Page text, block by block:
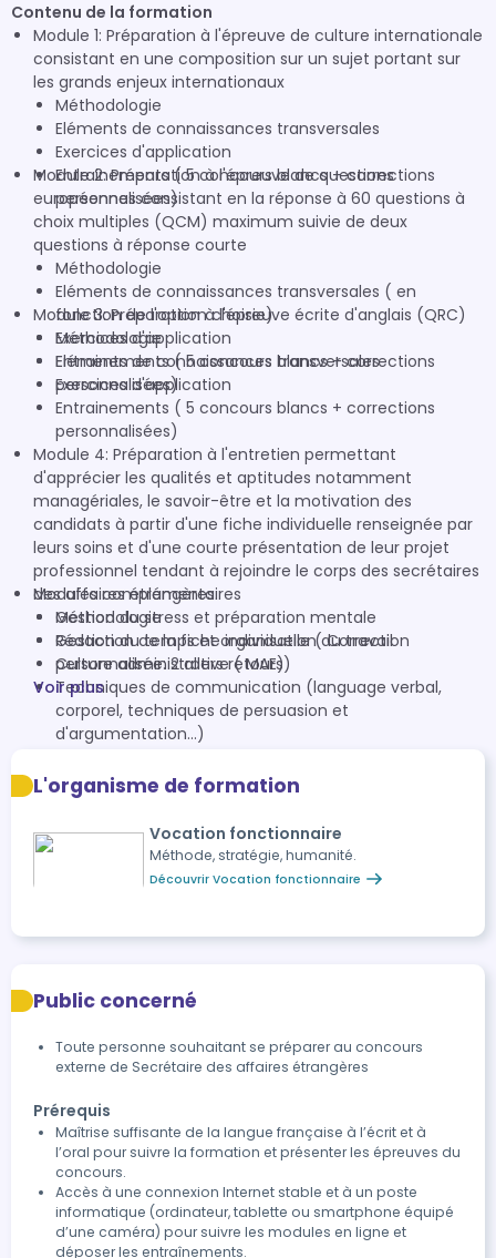
Contenu de la formation
Module 1: Préparation à l'épreuve de culture internationale
consistant en une composition sur un sujet portant sur
les grands enjeux internationaux
Méthodologie
Eléments de connaissances transversales
Exercices d'application
Entrainements ( 5 concours blancs + corrections
personnalisées)
Module 2: Préparation à l'épreuve de questions
européennes consistant en la réponse à 60 questions à
choix multiples (QCM) maximum suivie de deux
questions à réponse courte
Méthodologie
Eléments de connaissances transversales ( en
fonction de l'option choisie)
Exercices d'application
Entrainements ( 5 concours blancs + corrections
personnalisées)
Module 3: Préparation à l'épreuve écrite d'anglais (QRC)
Méthodologie
Eléments de connaissances transversales
Exercices d'application
Entrainements ( 5 concours blancs + corrections
personnalisées)
Module 4: Préparation à l'entretien permettant
d'apprécier les qualités et aptitudes notamment
managériales, le savoir-être et la motivation des
candidats à partir d'une fiche individuelle renseignée par
leurs soins et d'une courte présentation de leur projet
professionnel tendant à rejoindre le corps des secrétaires
des affaires étrangères.
Méthodologie
Rédaction de la fiche individuelle ( Correction
personnalisée: 2 allers retours)
Techniques de communication (language verbal,
corporel, techniques de persuasion et
d'argumentation...)
Entraînements : 2 mises en situation filmées avec
bilans de correction détaillés
Modules complémentaires
Gestion du stress et préparation mentale
Gestion du temps et organisation du travail
Culture administrative ( MAE)
Voir plus
L'organisme de formation
Vocation fonctionnaire
Méthode, stratégie, humanité.
Découvrir Vocation fonctionnaire
Public concerné
Toute personne souhaitant se préparer au concours
externe de Secrétaire des affaires étrangères
Prérequis
Maîtrise suffisante de la langue française à l’écrit et à
l’oral pour suivre la formation et présenter les épreuves du
concours.
Accès à une connexion Internet stable et à un poste
informatique (ordinateur, tablette ou smartphone équipé
d’une caméra) pour suivre les modules en ligne et
déposer les entraînements.